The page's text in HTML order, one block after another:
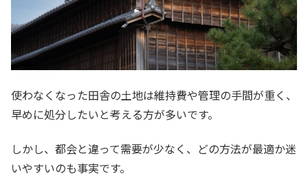
使わなくなった田舎の土地は維持費や管理の手間が重く、
早めに処分したいと考える方が多いです。
しかし、都会と違って需要が少なく、どの方法が最適か迷
いやすいのも事実です。